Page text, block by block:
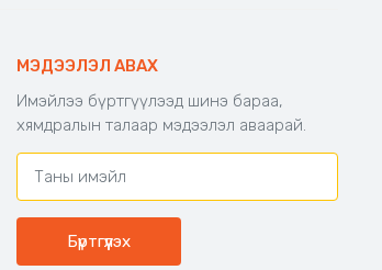
МЭДЭЭЛЭЛ АВАХ
Имэйлээ бүртгүүлээд шинэ бараа,
хямдралын талаар мэдээлэл аваарай.
Бүртгүүлэх